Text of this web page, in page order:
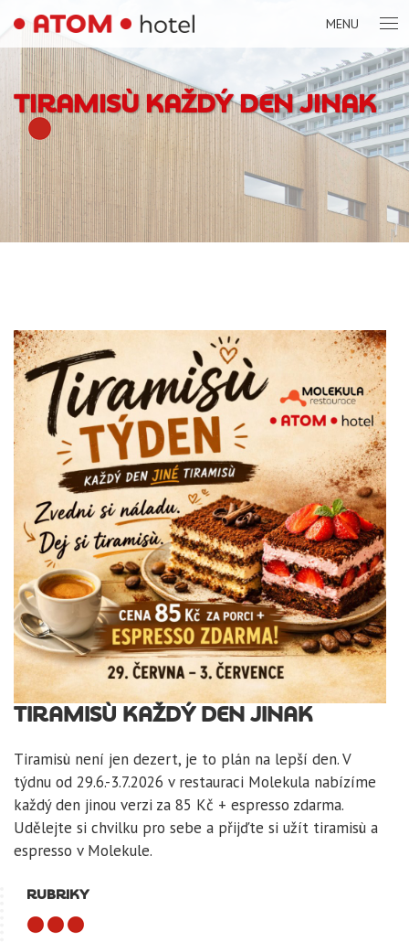
MENU
TIRAMISÙ KAŽDÝ DEN JINAK
TIRAMISÙ KAŽDÝ DEN JINAK
Tiramisù není jen dezert, je to plán na lepší den. V
týdnu od 29.6.-3.7.2026 v restauraci Molekula nabízíme
každý den jinou verzi za 85 Kč + espresso zdarma.
Udělejte si chvilku pro sebe a přijďte si užít tiramisù a
espresso v Molekule.
RUBRIKY